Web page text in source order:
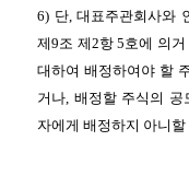
6) 단,대표주관회사와
제9조 제2항5호에 의
대하여 배정하여야 할
거나 배정할 주식의 공
자에게 배정하지 아니